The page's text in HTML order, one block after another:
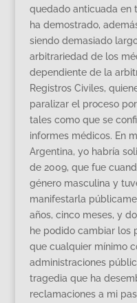
quedado anticuada en
ha demostrado,
siendo demasiado
arbitrariedad de los
dependiente de la
Registros Civiles,
paralizar el proceso
tales como que se
informes médicos. En
Argentina, yo habría
de 2009, que fue
género masculina y
manifestarla
años, cinco meses, y
he podido cambiar los
que cualquier mínimo
administraciones
tragedia que ha
reclamaciones a mi